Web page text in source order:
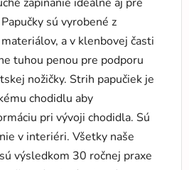
sú vyrobené z
a v klenbovej časti
tuhou penou pre podporu
nožičky. Strih papučiek je
chodidlu aby
pri vývoji chodidla. Sú
v interiéri. Všetky naše
výsledkom 30 ročnej praxe